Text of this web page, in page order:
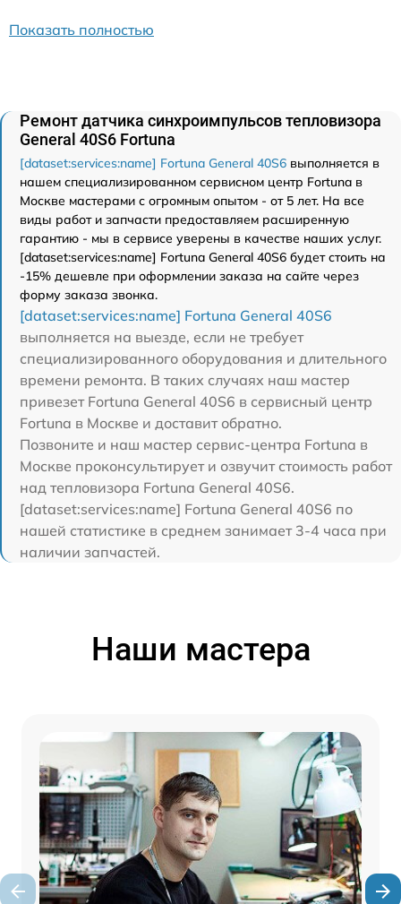
Показать полностью
Ремонт датчика синхроимпульсов тепловизора
General 40S6 Fortuna
[dataset:services:name] Fortuna General 40S6 выполняется в
нашем специализированном сервисном центр Fortuna в
Москве мастерами с огромным опытом - от 5 лет. На все
виды работ и запчасти предоставляем расширенную
гарантию - мы в сервисе уверены в качестве наших услуг.
[dataset:services:name] Fortuna General 40S6 будет стоить на
-15% дешевле при оформлении заказа на сайте через
форму заказа звонка.
[dataset:services:name] Fortuna General 40S6
выполняется на выезде, если не требует
специализированного оборудования и длительного
времени ремонта. В таких случаях наш мастер
привезет Fortuna General 40S6 в сервисный центр
Fortuna в Москве и доставит обратно.
Позвоните и наш мастер сервис-центра Fortuna в
Москве проконсультирует и озвучит стоимость работ
над тепловизора Fortuna General 40S6.
[dataset:services:name] Fortuna General 40S6 по
нашей статистике в среднем занимает 3-4 часа при
наличии запчастей.
Наши мастера